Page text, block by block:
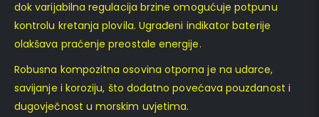
dok varijabilna regulacija brzine omogućuje potpunu
kontrolu kretanja plovila. Ugrađeni indikator baterije
olakšava praćenje preostale energije.
Robusna kompozitna osovina otporna je na udarce,
savijanje i koroziju, što dodatno povećava pouzdanost i
dugovječnost u morskim uvjetima.